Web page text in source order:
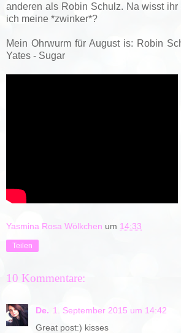
anderen als Robin Schulz. Na wisst
ich meine *zwinker*?
Mein Ohrwurm für August is: Robin
Yates - Sugar
Yasmina Rosa Wölkchen um 14:33
Teilen
10 Kommentare:
De. 1. September 2015 um 14:42
Great post:) kisses